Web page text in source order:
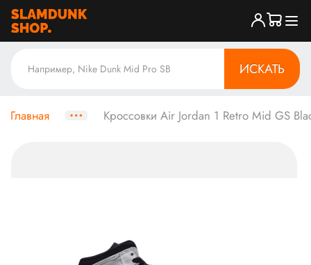
ИСКАТЬ
Главная Кроссовки Air Jordan 1 Retro Mid GS